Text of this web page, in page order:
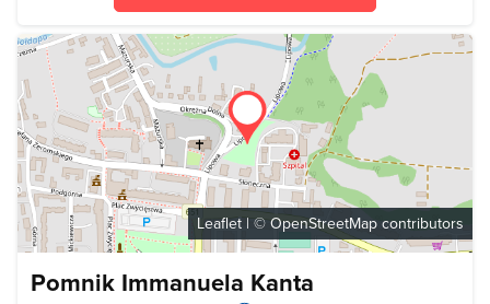
Leaflet | © OpenStreetMap contributors
Pomnik Immanuela Kanta